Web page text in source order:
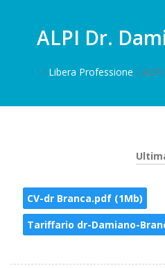
ALPI Dr.
/ Libera Professione /
CV-dr Branca.pdf (1Mb)
Tariffario dr-Damiano-